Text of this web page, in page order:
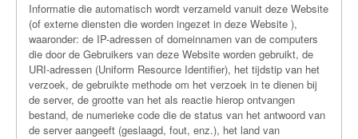
Informatie die automatisch wordt verzameld vanuit deze Website
(of externe diensten die worden ingezet in deze Website ),
waaronder: de IP-adressen of domeinnamen van de computers
die door de Gebruikers van deze Website worden gebruikt, de
URI-adressen (Uniform Resource Identifier), het tijdstip van het
verzoek, de gebruikte methode om het verzoek in te dienen bij
de server, de grootte van het als reactie hierop ontvangen
bestand, de numerieke code die de status van het antwoord van
de server aangeeft (geslaagd, fout, enz.), het land van